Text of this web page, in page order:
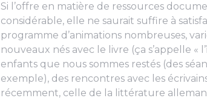
Si l’offre en matière de ressources
considérable, elle ne saurait suffire à
programme d’animations nombreuses,
nouveaux nés avec le livre (ça s’appelle «
enfants que nous sommes restés (des
exemple), des rencontres avec les
récemment, celle de la littérature